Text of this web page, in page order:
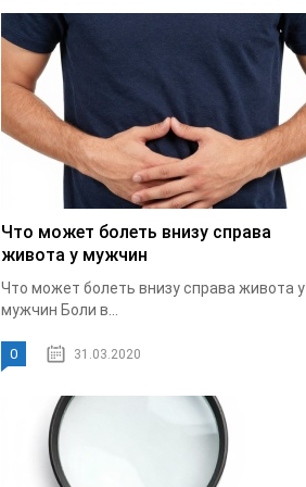
Что может болеть внизу справа
живота у мужчин
Что может болеть внизу справа живота у
мужчин Боли в...
0 31.03.2020